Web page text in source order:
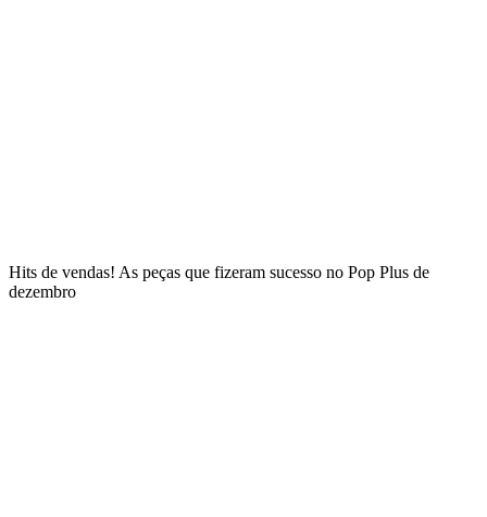
Hits de vendas! As peças que fizeram sucesso no Pop Plus de
dezembro